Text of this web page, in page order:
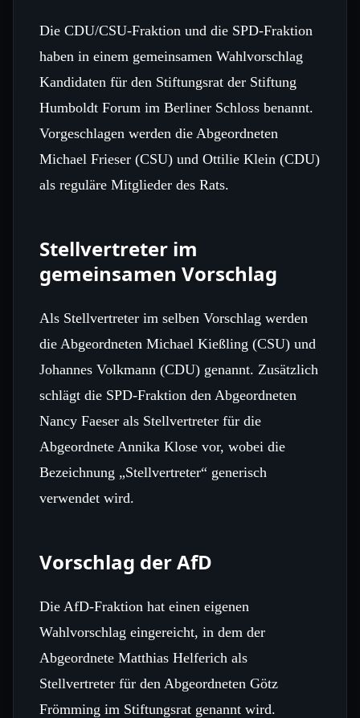
Die CDU/CSU‑Fraktion und die SPD‑Fraktion
haben in einem gemeinsamen Wahlvorschlag
Kandidaten für den Stiftungsrat der Stiftung
Humboldt Forum im Berliner Schloss benannt.
Vorgeschlagen werden die Abgeordneten
Michael Frieser (CSU) und Ottilie Klein (CDU)
als reguläre Mitglieder des Rats.
Stellvertreter im
gemeinsamen Vorschlag
Als Stellvertreter im selben Vorschlag werden
die Abgeordneten Michael Kießling (CSU) und
Johannes Volkmann (CDU) genannt. Zusätzlich
schlägt die SPD‑Fraktion den Abgeordneten
Nancy Faeser als Stellvertreter für die
Abgeordnete Annika Klose vor, wobei die
Bezeichnung „Stellvertreter“ generisch
verwendet wird.
Vorschlag der AfD
Die AfD‑Fraktion hat einen eigenen
Wahlvorschlag eingereicht, in dem der
Abgeordnete Matthias Helferich als
Stellvertreter für den Abgeordneten Götz
Frömming im Stiftungsrat genannt wird.